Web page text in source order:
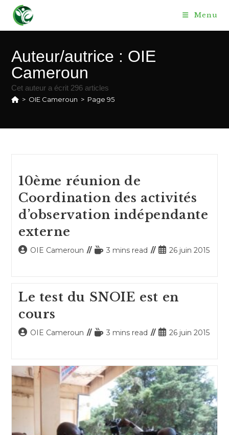
content
Menu
Auteur/autrice : OIE
Cameroun
Cet auteur a écrit 296 articles
> OIE Cameroun > Page 95
10ème réunion de
Coordination des activités
d’observation indépendante
externe
Auteur/autrice
OIE Cameroun
Temps3 mins read
Publication
26 juin 2015
Le test du SNOIE est en
cours
Auteur/autrice
publication :
OIE Cameroun
Temps3 mins read
Publication
26 juin 2015